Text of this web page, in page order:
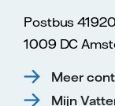
Postbus 41920
1009 DC
Meer
Mijn